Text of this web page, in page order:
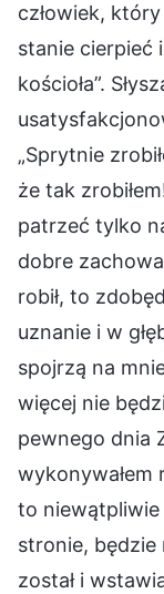
człowiek,
stanie cierpieć
kościoła”.
„Sprytnie
że tak
patrzeć tylko
dobre
robił, to
uznanie i w
spojrzą na
więcej nie
pewnego dnia
wykonywałem
to niewątpliwie
stronie, będzie
został i